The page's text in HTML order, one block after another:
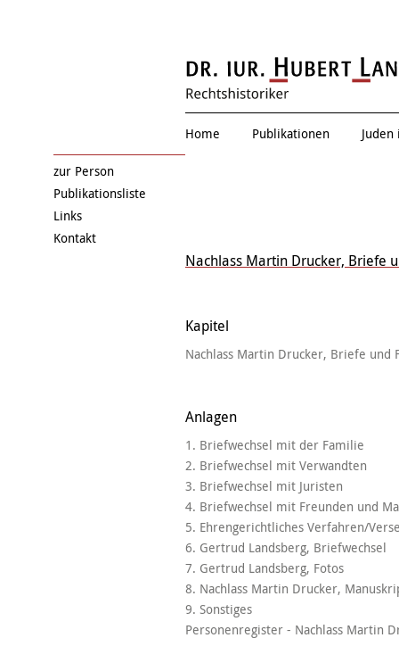
Zwischen allen
Home Publikationen
Nachlass Martin Drucker, Briefe
Kapitel
Nachlass Martin Drucker, Briefe und
Anlagen
1. Briefwechsel mit der Familie
2. Briefwechsel mit Verwandten
3. Briefwechsel mit Juristen
4. Briefwechsel mit Freunden und
5. Ehrengerichtliches Verfahren/
6. Gertrud Landsberg, Briefwechsel
7. Gertrud Landsberg, Fotos
8. Nachlass Martin Drucker,
9. Sonstiges
Personenregister - Nachlass Martin
zur Person
Publikationsliste
Links
Kontakt